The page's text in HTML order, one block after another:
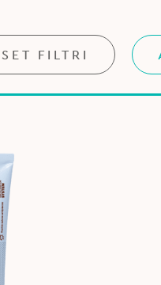
FILTRI